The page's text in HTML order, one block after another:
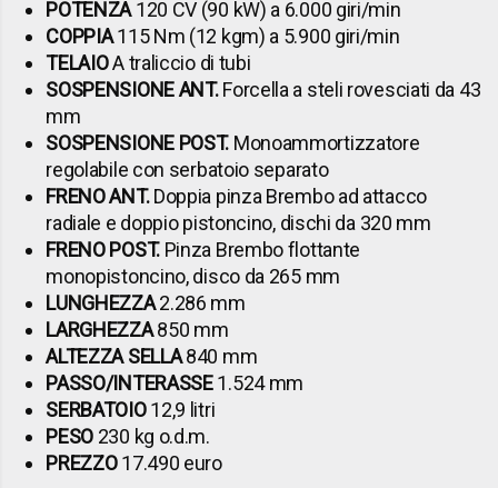
POTENZA120 CV (90 kW) a 6.000 giri/min
COPPIA115 Nm (12 kgm) a 5.900 giri/min
TELAIOA traliccio di tubi
SOSPENSIONE ANT.Forcella a steli rovesciati da 43
mm
SOSPENSIONE POST. Monoammortizzatore
regolabile con serbatoio separato
FRENO ANT.Doppia pinza Brembo ad attacco
radiale e doppio pistoncino, dischi da 320 mm
FRENO POST.Pinza Brembo flottante
monopistoncino, disco da 265 mm
LUNGHEZZA2.286 mm
LARGHEZZA850 mm
ALTEZZA SELLA840 mm
PASSO/INTERASSE1.524 mm
SERBATOIO12,9 litri
PESO 230 kg o.d.m.
PREZZO17.490 euro